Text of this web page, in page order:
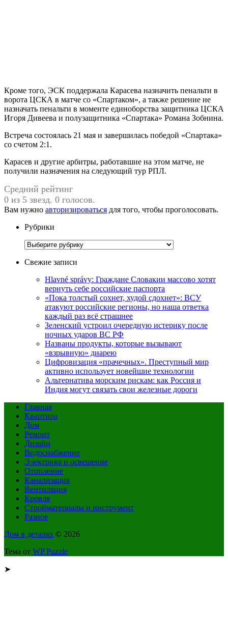
Кроме того, ЭСК поддержала Карасева назначить пенальти в
ворота ЦСКА в матче со «Спартаком», а также решение не
назначать пенальти в моменте единоборства защитника ЦСКА
Игоря Дивеева и полузащитника «Спартака» Романа Зобнина.
Встреча состоялась 21 мая и завершилась победой «Спартака»
со счетом 2:1.
Карасев и другие арбитры, работавшие на этом матче, не
получили назначения на следующий тур РПЛ.
Средний рейтинг
0 из 5 звезд. 0 голосов.
Вам нужно авторизироваться для того, чтобы проголосовать.
Рубрики
Рубрики
Свежие записи
Hlavné správy: Граждане Словакии массово хотят
вернуть себе российские паспорта
«Пока толстый сохнет, худой сдохнет»: ВСУ
атакуют российские регионы, но наша ответка
каждый раз всё страшнее
Зеленский устроил очередную истерику после
ночных ударов ВС РФ
Названы продукты, которые вызывают
«взрывную» диарею
Цифровизация «прачечных». Преступный мир
активно использует новейшие технологии
Альтернатива морским рискам: как Россия и
Индия могут связать свои железные дороги
Главная
Квартира
Дом
Ремонт
Дизайн
Водоснабжение
Электрика и освещение
Отопление
Канализация
Вентиляция
Кровля
Стройматериалы и инструмент
Разное
Дом в деталях © 2026
Тема от WP Puzzle
➤